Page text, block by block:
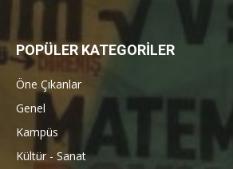
POPÜLER KATEGORİLER
Öne Çıkanlar
Genel
Kampüs
Kültür - Sanat